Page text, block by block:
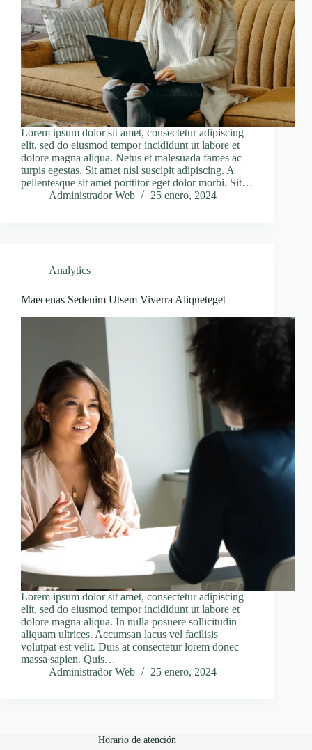
Lorem ipsum dolor sit amet, consectetur adipiscing
elit, sed do eiusmod tempor incididunt ut labore et
dolore magna aliqua. Netus et malesuada fames ac
turpis egestas. Sit amet nisl suscipit adipiscing. A
pellentesque sit amet porttitor eget dolor morbi. Sit…
Administrador Web
25 enero, 2024
Analytics
Maecenas Sedenim Utsem Viverra Aliqueteget
Lorem ipsum dolor sit amet, consectetur adipiscing
elit, sed do eiusmod tempor incididunt ut labore et
dolore magna aliqua. In nulla posuere sollicitudin
aliquam ultrices. Accumsan lacus vel facilisis
volutpat est velit. Duis at consectetur lorem donec
massa sapien. Quis…
Administrador Web
25 enero, 2024
Horario de atención